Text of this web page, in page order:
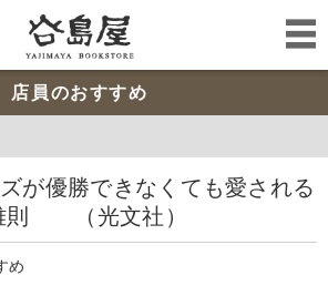
店員のおすすめ
ズが優勝できなくても愛される
（光文社）
め